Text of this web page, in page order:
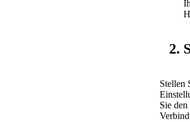
2.
Stellen
Sie